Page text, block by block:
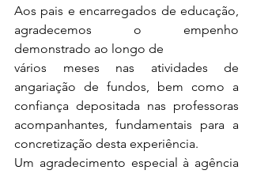
Aos pais e encarregados de educação,
agradecemos o empenho
demonstrado ao longo de
vários meses nas atividades de
angariação de fundos, bem como a
confiança depositada nas professoras
acompanhantes, fundamentais para a
concretização desta experiência.
Um agradecimento especial à agência